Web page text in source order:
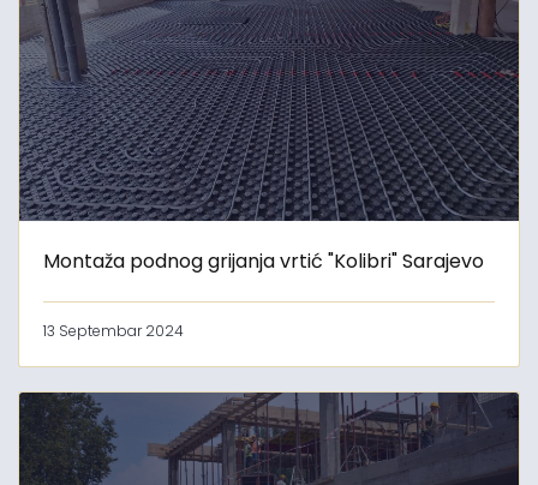
Montaža podnog grijanja vrtić "Kolibri" Sarajevo
13 Septembar 2024